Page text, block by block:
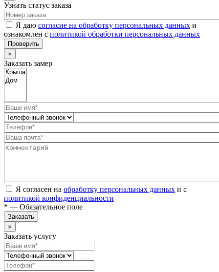
Узнать статус заказа
Я даю согласие на обработку персональных данных и
ознакомлен с политикой обработки персональных данных
Проверить
×
Заказать замер
Я согласен на обработку персональных данных и с
политикой конфиденциальности
* — Обязательное поле
Заказать
×
Заказать услугу